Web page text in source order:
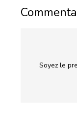
Soyez le